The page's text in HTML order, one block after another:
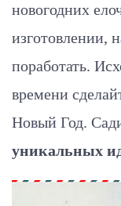
новогодних
изготовлении,
поработать.
времени
Новый Год.
уникальных